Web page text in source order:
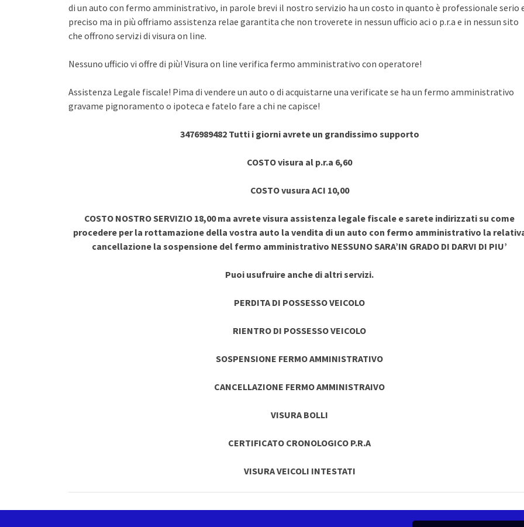
di un auto con fermo amministrativo, in parole brevi il nostro servizio ha un costo in quanto è professionale serio
preciso ma in più offriamo assistenza relae garantita che non troverete in nessun ufficio aci o p.r.a e in nessun sito
che offrono servizi di visura on line.
Nessuno ufficio vi offre di più! Visura on line verifica fermo amministrativo con operatore!
Assistenza Legale fiscale! Pima di vendere un auto o di acquistarne una verificate se ha un fermo amministrativo
gravame pignoramento o ipoteca e fatelo fare a chi ne capisce!
3476989482 Tutti i giorni avrete un grandissimo supporto
COSTO visura al p.r.a 6,60
COSTO vusura ACI 10,00
COSTO NOSTRO SERVIZIO 18,00 ma avrete visura assistenza legale fiscale e sarete indirizzati su come
procedere per la rottamazione della vostra auto la vendita di un auto con fermo amministrativo la
cancellazione la sospensione del fermo amministrativo NESSUNO SARA’IN GRADO DI DARVI DI PIU’
Puoi usufruire anche di altri servizi.
PERDITA DI POSSESSO VEICOLO
RIENTRO DI POSSESSO VEICOLO
SOSPENSIONE FERMO AMMINISTRATIVO
CANCELLAZIONE FERMO AMMINISTRAIVO
VISURA BOLLI
CERTIFICATO CRONOLOGICO P.R.A
VISURA VEICOLI INTESTATI